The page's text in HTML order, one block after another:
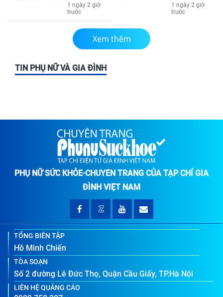
1 ngày 2 giờ
trước
1 ngày 2 giờ
trước
Xem thêm
TIN PHỤ NỮ VÀ GIA ĐÌNH
PHỤ NỮ SỨC KHỎE-CHUYÊN TRANG CỦA TẠP CHÍ GIA
ĐÌNH VIỆT NAM
TỔNG BIÊN TẬP
Hồ Minh Chiến
TÒA SOẠN
Số 2 đường Lê Đức Thọ, Quận Cầu Giấy, TP.Hà Nội
LIÊN HỆ QUẢNG CÁO